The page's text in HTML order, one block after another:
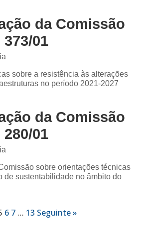
da Comissão
373/01
sobre a resistência às alterações
no período 2021-2027
da Comissão
280/01
sobre orientações técnicas
de sustentabilidade no âmbito do
6 7 … 13 Seguinte »